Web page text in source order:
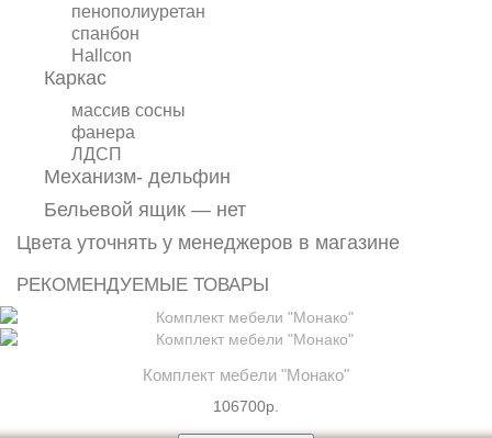
пенополиуретан
спанбон
Hallcon
Каркас
массив сосны
фанера
ЛДСП
Механизм- дельфин
Бельевой ящик — нет
Цвета уточнять у менеджеров в магазине
РЕКОМЕНДУЕМЫЕ ТОВАРЫ
Комплект мебели "Монако"
106700р.